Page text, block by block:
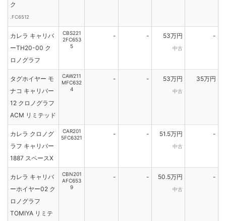
ク
.FC6512
カレラ キャリバ
ーTH20-00 ク
ロノグラフ
CBS221
2FC653
5
- - 53万円
中古
-
タグホイヤー モ
ナコ キャリバー
12 クロノグラフ
ACM リミテッド
CAW211
MFC632
4
- - 53万円
中古
35万円
カレラ クロノグ
ラフ キャリバー
1887 スペースX
CAR201
5FC6321
- - 51.5万円
中古
-
カレラ キャリバ
ーホイヤー02 ク
ロノグラフ
TOMIYA リミテ
CBN201
AFC653
9
- - 50.5万円
中古
-